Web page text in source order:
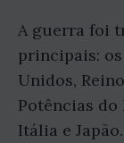
A guerra foi
principais:
Unidos,
Potências do
Itália e